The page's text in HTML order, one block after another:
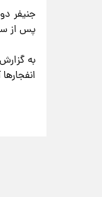
جنیفر
پس از ساعت ۲ بعد از ظهر به وقت محلی بر فراز شمال شرقی
به